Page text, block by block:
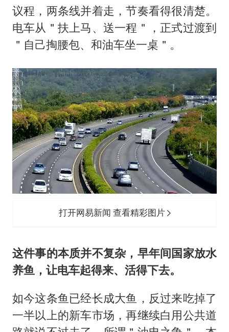
议程，两条线并着走，节奏看得很清楚。
电车从＂扶上马、送一程＂，正式过渡到
＂自己掏腰包、和油车坐一桌＂。
打开网易新闻 查看精彩图片
这件事的本质并不复杂，早年间国家放水
养鱼，让电车起得来、活得下去。
如今这条鱼已经长成大鱼，反过来吃掉了
一半以上的新车市场，再继续白用公共道